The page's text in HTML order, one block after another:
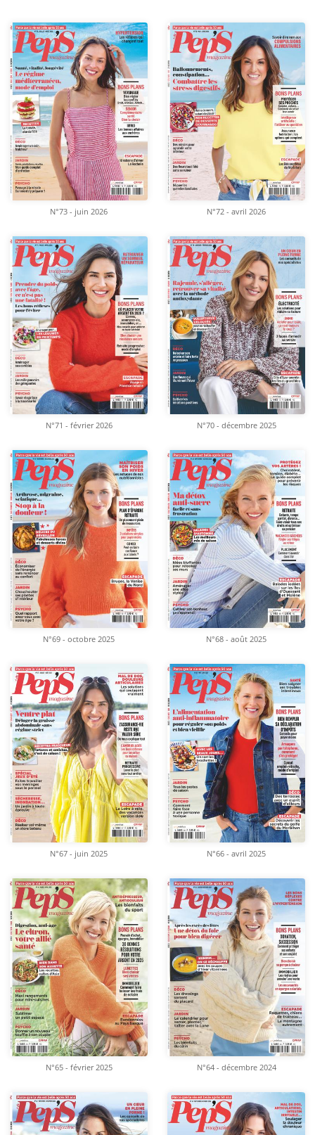
N°73 - juin 2026 N°72 - avril 2026
N°71 - février 2026 N°70 - décembre 2025
N°69 - octobre 2025 N°68 - août 2025
N°67 - juin 2025 N°66 - avril 2025
N°65 - février 2025 N°64 - décembre 2024